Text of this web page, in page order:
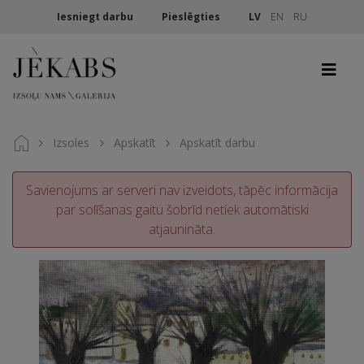
Iesniegt darbu Pieslēgties LV EN RU
Izsoles Apskatīt Apskatīt darbu
Savienojums ar serveri nav izveidots, tāpēc informācija
par solīšanas gaitu šobrīd netiek automātiski
atjaunināta.